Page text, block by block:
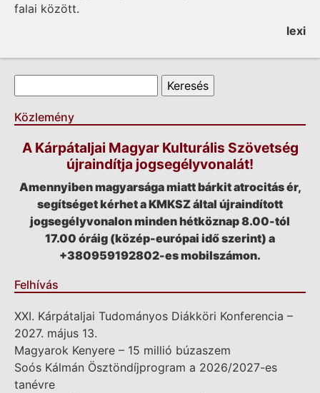
falai között.
lexi
Keresés űrlap
Közlemény
A Kárpátaljai Magyar Kulturális Szövetség
újraindítja jogsegélyvonalát!
Amennyiben magyarsága miatt bárkit atrocitás ér,
segítséget kérhet a KMKSZ által újraindított
jogsegélyvonalon minden hétköznap 8.00-tól
17.00 óráig (közép-európai idő szerint) a
+380959192802-es mobilszámon.
Felhívás
XXI. Kárpátaljai Tudományos Diákköri Konferencia –
2027. május 13.
Magyarok Kenyere – 15 millió búzaszem
Soós Kálmán Ösztöndíjprogram a 2026/2027-es
tanévre